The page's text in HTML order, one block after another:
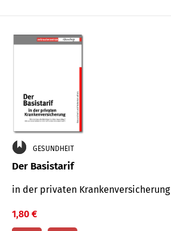
GESUNDHEIT
Der Basistarif
in der privaten Kran­ken­ver­siche­rung
1,80 €